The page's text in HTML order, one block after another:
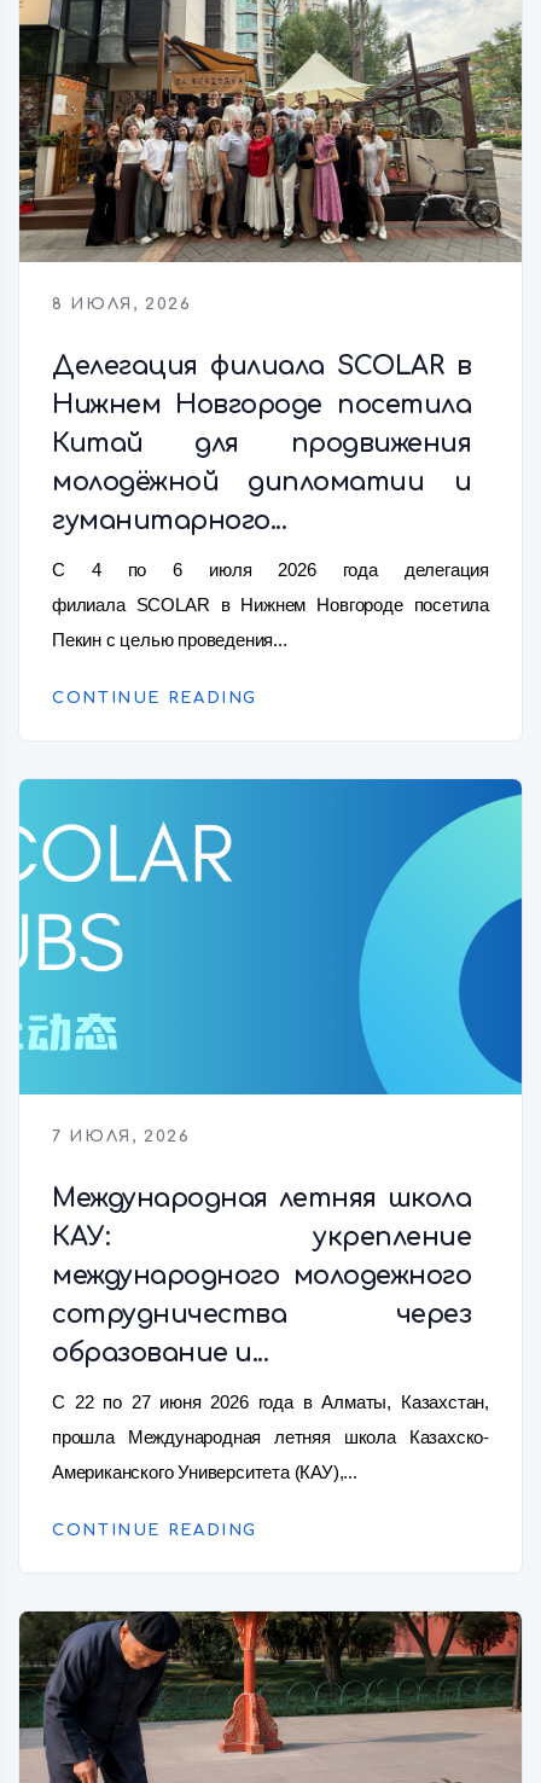
8 ИЮЛЯ, 2026
Делегация филиала SCOLAR в
Нижнем Новгороде посетила
Китай для продвижения
молодёжной дипломатии и
гуманитарного...
С 4 по 6 июля 2026 года делегация
филиала SCOLAR в Нижнем Новгороде посетила
Пекин с целью проведения...
CONTINUE READING
7 ИЮЛЯ, 2026
Международная летняя школа
КАУ: укрепление
международного молодежного
сотрудничества через
образование и...
С 22 по 27 июня 2026 года в Алматы, Казахстан,
прошла Международная летняя школа Казахско-
Американского Университета (КАУ),...
CONTINUE READING